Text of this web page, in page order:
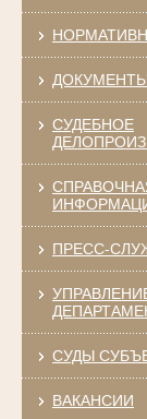
СУДЕБНОЕ
ПРЕСС-
СУДЫ
ВАКАНСИИ